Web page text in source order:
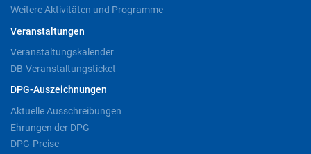
Weitere Aktivitäten und Programme
Veranstaltungen
Veranstaltungskalender
DB-Veranstaltungsticket
DPG-Auszeichnungen
Aktuelle Ausschreibungen
Ehrungen der DPG
DPG-Preise